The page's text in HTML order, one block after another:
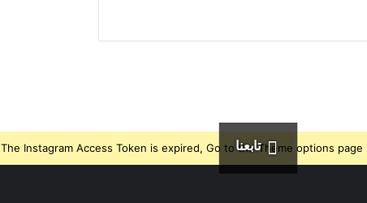
تابعنا
The Instagram Access Token is expired, Go to the Theme options